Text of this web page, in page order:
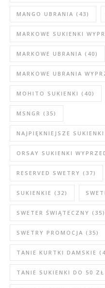
MANGO UBRANIA (43)
MARKOWE SUKIENKI
MARKOWE UBRANIA (40)
MARKOWE UBRANIA
MOHITO SUKIENKI (40)
MSNGR (35)
NAJPIĘKNIEJSZE
ORSAY SUKIENKI
RESERVED SWETRY (37)
SUKIENKIE (32)
SWETER ŚWIĄTECZNY (35)
SWETRY PROMOCJA (35)
TANIE KURTKI DAMSKIE
TANIE SUKIENKI DO 50 ZŁ